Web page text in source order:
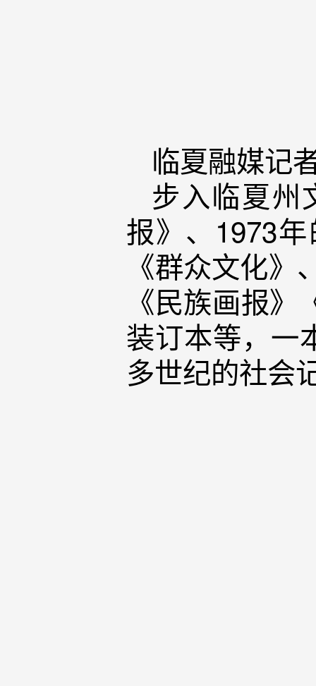
临夏融媒记
步入临夏州
报》、1973
《群众文化
《民族画报
装订本等，一
多世纪的社会